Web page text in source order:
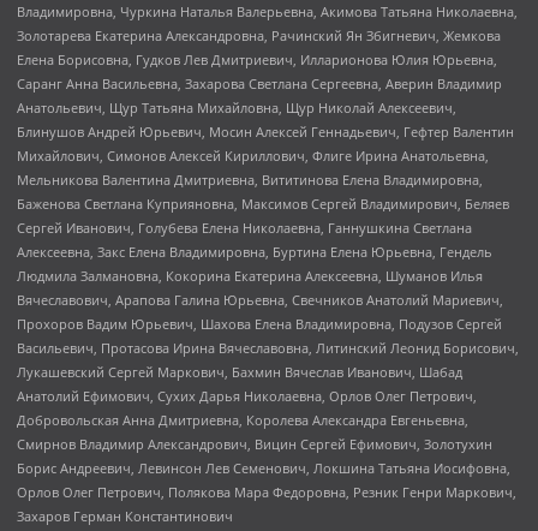
Владимировна, Чуркина Наталья Валерьевна, Акимова Татьяна Николаевна,
Золотарева Екатерина Александровна, Рачинский Ян Збигневич, Жемкова
Елена Борисовна, Гудков Лев Дмитриевич, Илларионова Юлия Юрьевна,
Саранг Анна Васильевна, Захарова Светлана Сергеевна, Аверин Владимир
Анатольевич, Щур Татьяна Михайловна, Щур Николай Алексеевич,
Блинушов Андрей Юрьевич, Мосин Алексей Геннадьевич, Гефтер Валентин
Михайлович, Симонов Алексей Кириллович, Флиге Ирина Анатольевна,
Мельникова Валентина Дмитриевна, Вититинова Елена Владимировна,
Баженова Светлана Куприяновна, Максимов Сергей Владимирович, Беляев
Сергей Иванович, Голубева Елена Николаевна, Ганнушкина Светлана
Алексеевна, Закс Елена Владимировна, Буртина Елена Юрьевна, Гендель
Людмила Залмановна, Кокорина Екатерина Алексеевна, Шуманов Илья
Вячеславович, Арапова Галина Юрьевна, Свечников Анатолий Мариевич,
Прохоров Вадим Юрьевич, Шахова Елена Владимировна, Подузов Сергей
Васильевич, Протасова Ирина Вячеславовна, Литинский Леонид Борисович,
Лукашевский Сергей Маркович, Бахмин Вячеслав Иванович, Шабад
Анатолий Ефимович, Сухих Дарья Николаевна, Орлов Олег Петрович,
Добровольская Анна Дмитриевна, Королева Александра Евгеньевна,
Смирнов Владимир Александрович, Вицин Сергей Ефимович, Золотухин
Борис Андреевич, Левинсон Лев Семенович, Локшина Татьяна Иосифовна,
Орлов Олег Петрович, Полякова Мара Федоровна, Резник Генри Маркович,
Захаров Герман Константинович